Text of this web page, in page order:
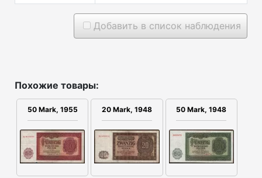
Добавить в список наблюдения
Похожие товары:
50 Mark, 1955 20 Mark, 1948 50 Mark, 1948